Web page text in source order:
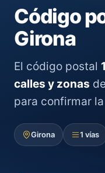
Código
Girona
El código postal
calles y zonas
para confirmar
Girona 1 vías